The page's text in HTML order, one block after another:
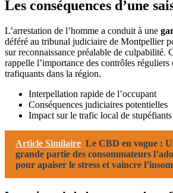
Les conséquences d’une
L’arrestation de l’homme a conduit à une
déféré au tribunal judiciaire de Montpellier
sur reconnaissance préalable de culpabilité.
rappelle l’importance des contrôles réguliers
trafiquants dans la région.
Interpellation rapide de l’occupant
Conséquences judiciaires potentielles
Impact sur le trafic local de stupéfiants
Article Similaire Le CBD en vogue :
grande partie des consommateurs
pour apaiser le stress et vaincre